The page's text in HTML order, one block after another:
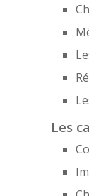
Les